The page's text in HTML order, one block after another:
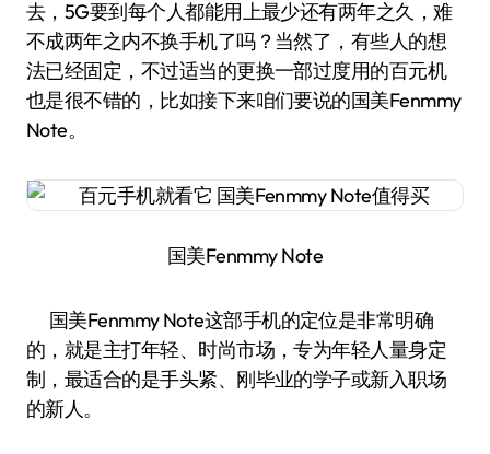
去，5G要到每个人都能用上最少还有两年之久，难
不成两年之内不换手机了吗？当然了，有些人的想
法已经固定，不过适当的更换一部过度用的百元机
也是很不错的，比如接下来咱们要说的国美Fenmmy
Note。
国美Fenmmy Note
国美Fenmmy Note这部手机的定位是非常明确
的，就是主打年轻、时尚市场，专为年轻人量身定
制，最适合的是手头紧、刚毕业的学子或新入职场
的新人。